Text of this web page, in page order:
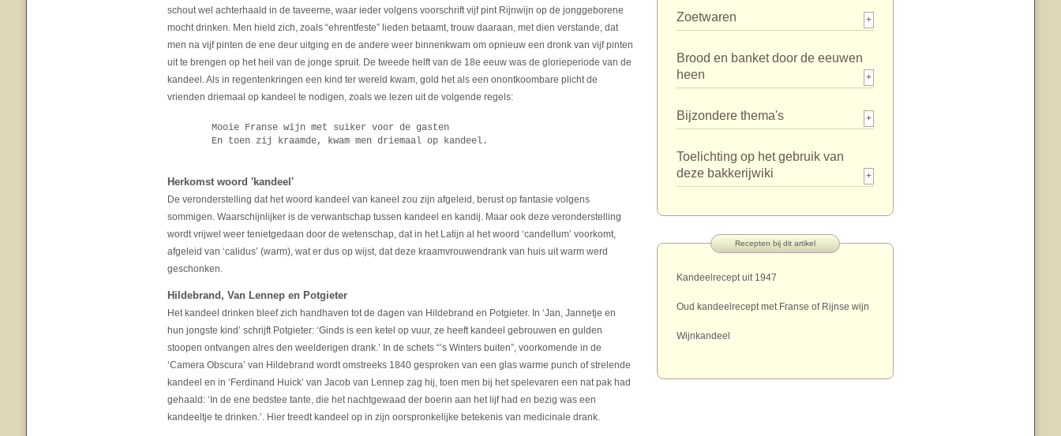
schout wel achterhaald in de taveerne, waar ieder volgens voorschrift vijf pint Rijnwijn op de jonggeborene
mocht drinken. Men hield zich, zoals “ehrentfeste” lieden betaamt, trouw daaraan, met dien verstande, dat
men na vijf pinten de ene deur uitging en de andere weer binnenkwam om opnieuw een dronk van vijf pinten
uit te brengen op het heil van de jonge spruit. De tweede helft van de 18e eeuw was de glorieperiode van de
kandeel. Als in regentenkringen een kind ter wereld kwam, gold het als een onontkoombare plicht de
vrienden driemaal op kandeel te nodigen, zoals we lezen uit de volgende regels:
Mooie Franse wijn met suiker voor de gasten
En toen zij kraamde, kwam men driemaal op kandeel.
Herkomst woord 'kandeel'
De veronderstelling dat het woord kandeel van kaneel zou zijn afgeleid, berust op fantasie volgens
sommigen. Waarschijnlijker is de verwantschap tussen kandeel en kandij. Maar ook deze veronderstelling
wordt vrijwel weer tenietgedaan door de wetenschap, dat in het Latijn al het woord ‘candellum’ voorkomt,
afgeleid van ‘calidus’ (warm), wat er dus op wijst, dat deze kraamvrouwendrank van huis uit warm werd
geschonken.
Hildebrand, Van Lennep en Potgieter
Het kandeel drinken bleef zich handhaven tot de dagen van Hildebrand en Potgieter. In ‘Jan, Jannetje en
hun jongste kind’ schrijft Potgieter: ‘Ginds is een ketel op vuur, ze heeft kandeel gebrouwen en gulden
stoopen ontvangen alres den weelderigen drank.’ In de schets “’s Winters buiten”, voorkomende in de
‘Camera Obscura’ van Hildebrand wordt omstreeks 1840 gesproken van een glas warme punch of strelende
kandeel en in ‘Ferdinand Huick’ van Jacob van Lennep zag hij, toen men bij het spelevaren een nat pak had
gehaald: ‘In de ene bedstee tante, die het nachtgewaad der boerin aan het lijf had en bezig was een
kandeeltje te drinken.’. Hier treedt kandeel op in zijn oorspronkelijke betekenis van medicinale drank.
Zoetwaren +
Brood en banket door de eeuwen
heen
+
Bijzondere thema's +
Toelichting op het gebruik van
deze bakkerijwiki
+
Recepten bij dit artikel
Kandeelrecept uit 1947
Oud kandeelrecept met Franse of Rijnse wijn
Wijnkandeel